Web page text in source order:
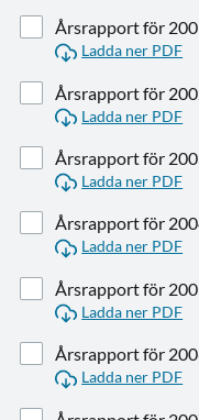
Årsrapport för
Ladda ner PDF
Årsrapport för
Ladda ner PDF
Årsrapport för
Ladda ner PDF
Årsrapport för
Ladda ner PDF
Årsrapport för
Ladda ner PDF
Årsrapport för
Ladda ner PDF